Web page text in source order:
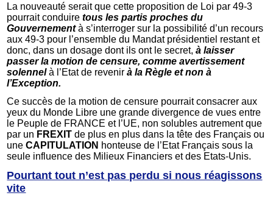
La nouveauté serait que cette proposition de Loi par 49-3
pourrait conduiretous les partis proches du
Gouvernementà s’interroger sur la possibilité d’un recours
aux 49-3 pour l’ensemble du Mandat présidentiel restant et
donc, dans un dosage dont ils ont le secret, à laisser
passer la motion de censure, comme avertissement
solennelà l’Etat de revenir à la Règle et non à
l’Exception.
Ce succès de la motion de censure pourrait consacrer aux
yeux du Monde Libre une grande divergence de vues entre
le Peuple de FRANCE et l’UE, non solubles autrement que
par un FREXIT de plus en plus dans la tête des Français ou
uneCAPITULATION honteuse de l’Etat Français sous la
seule influence des Milieux Financiers et des Etats-Unis.
Pourtant tout n’est pas perdu si nous réagissons
vite